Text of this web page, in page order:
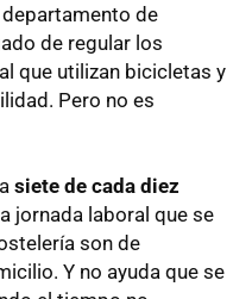
departamento de
de regular los
que utilizan bicicletas y
Pero no es
siete de cada diez
jornada laboral que se
son de
Y no ayuda que se